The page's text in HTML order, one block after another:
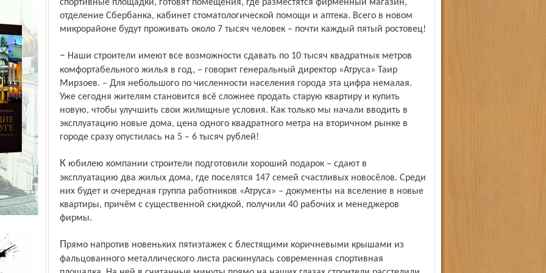
спортивные площадки, готовят помещения, где разместятся фирменный магазин,
отделение Сбербанка, кабинет стоматологической помощи и аптека. Всего в новом
микрорайоне будут проживать около 7 тысяч человек – почти каждый пятый ростовец!
– Наши строители имеют все возможности сдавать по 10 тысяч квадратных метров
комфортабельного жилья в год, – говорит генеральный директор «Атруса» Таир
Мирзоев. – Для небольшого по численности населения города эта цифра немалая.
Уже сегодня жителям становится всё сложнее продать старую квартиру и купить
новую, чтобы улучшить свои жилищные условия. Как только мы начали вводить в
эксплуатацию новые дома, цена одного квадратного метра на вторичном рынке в
городе сразу опустилась на 5 – 6 тысяч рублей!
К юбилею компании строители подготовили хороший подарок – сдают в
эксплуатацию два жилых дома, где поселятся 147 семей счастливых новосёлов. Среди
них будет и очередная группа работников «Атруса» – документы на вселение в новые
квартиры, причём с существенной скидкой, получили 40 рабочих и менеджеров
фирмы.
Прямо напротив новеньких пятиэтажек с блестящими коричневыми крышами из
фальцованного металлического листа раскинулась современная спортивная